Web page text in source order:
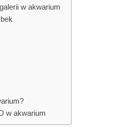
w akwarium
w akwarium